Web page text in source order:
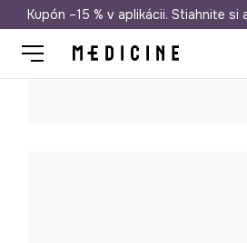
Doprava zadarmo
Kupón –15 % v aplikácii. Stiahnite si